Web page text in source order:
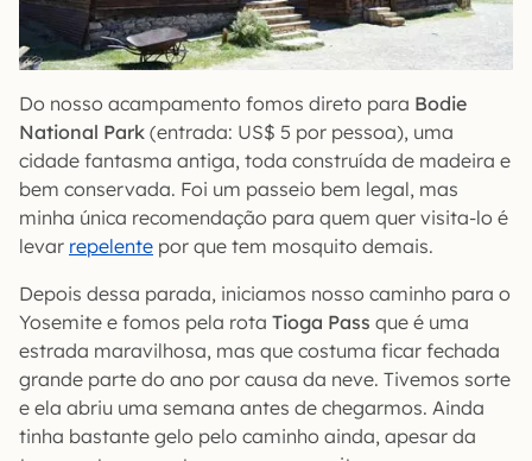
Do nosso acampamento fomos direto para Bodie
National Park (entrada: US$ 5 por pessoa), uma
cidade fantasma antiga, toda construída de madeira e
bem conservada. Foi um passeio bem legal, mas
minha única recomendação para quem quer visita-lo é
levar repelente por que tem mosquito demais.
Depois dessa parada, iniciamos nosso caminho para o
Yosemite e fomos pela rota Tioga Pass que é uma
estrada maravilhosa, mas que costuma ficar fechada
grande parte do ano por causa da neve. Tivemos sorte
e ela abriu uma semana antes de chegarmos. Ainda
tinha bastante gelo pelo caminho ainda, apesar da